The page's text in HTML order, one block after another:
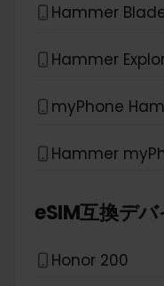
Hammer
Hammer
myPhone
Hammer
eSIM互換デバ
Honor 200